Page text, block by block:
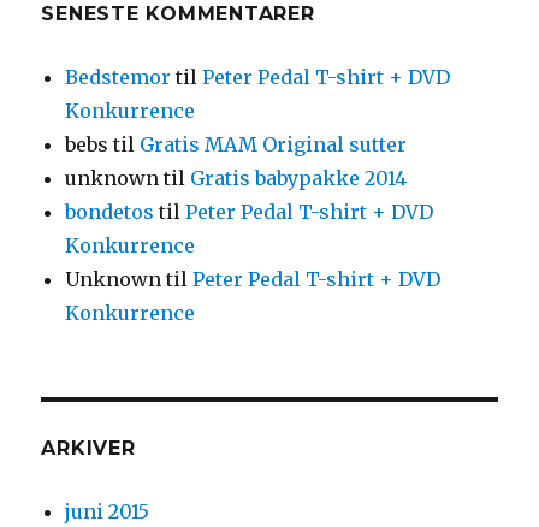
SENESTE KOMMENTARER
Bedstemor tilPeter Pedal T-shirt + DVD
Konkurrence
bebs til Gratis MAM Original sutter
unknown til Gratis babypakke 2014
bondetos tilPeter Pedal T-shirt + DVD
Konkurrence
Unknown tilPeter Pedal T-shirt + DVD
Konkurrence
ARKIVER
juni 2015